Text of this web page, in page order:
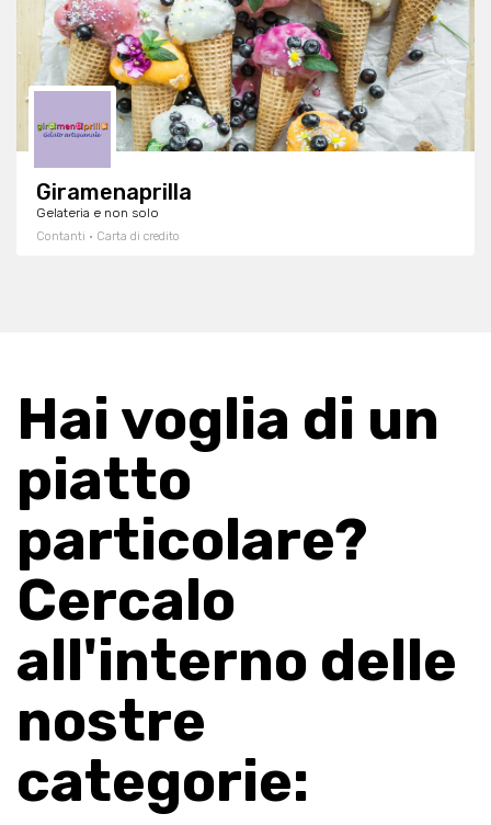
Giramenaprilla
Gelateria e non solo
Contanti · Carta di credito
Hai voglia di un
piatto
particolare?
Cercalo
all'interno delle
nostre
categorie: